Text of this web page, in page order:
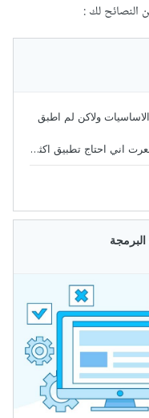
النصائح لك